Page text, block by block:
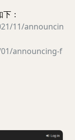
：
11/announcin
announcing-f